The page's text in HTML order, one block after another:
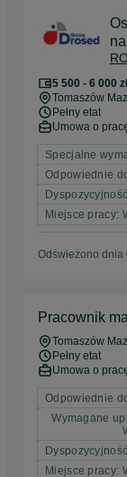
5 500 - 6 000
Tomaszów
Pełny etat
Umowa o
Specjalne
Odpowiednie
Miejsce pracy:
Odświeżono dnia
Pracownik
Tomaszów
Pełny etat
Umowa o
Odpowiednie
Wymagane
Miejsce pracy: